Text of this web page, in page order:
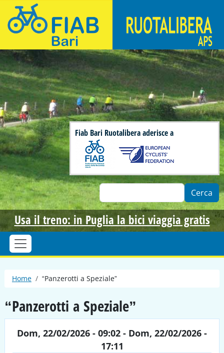
Salta al contenuto principale
Bari Ruotalibera - Associazione di ciclisti urbani
Fiab Bari Ruotalibera aderisce a
Cerca
Usa il treno: in Puglia la bici viaggia gratis
Briciole di pane
Home “Panzerotti a Speziale”
“Panzerotti a Speziale”
Dom, 22/02/2026 - 09:02 - Dom, 22/02/2026 -
17:11